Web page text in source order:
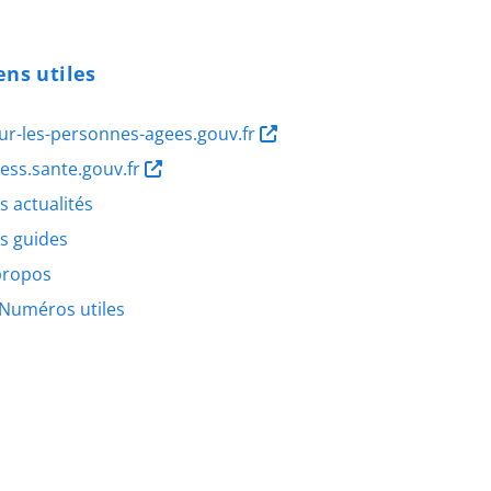
utiles
les-personnes-agees.gouv.fr
actualités
guides
Numéros utiles